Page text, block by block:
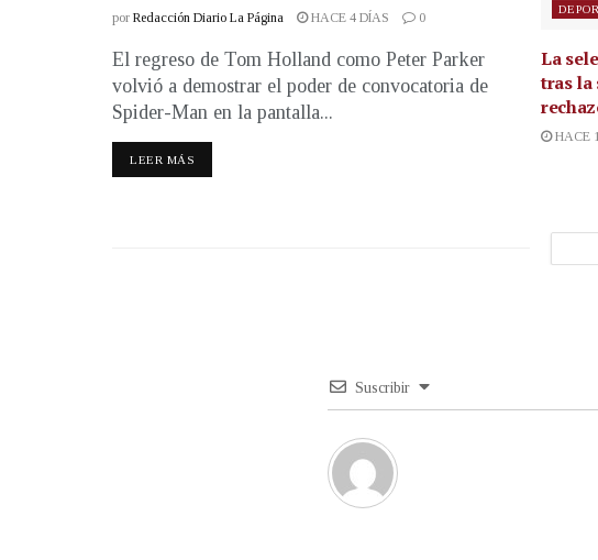
por Redacción Diario La Página HACE 4 DÍAS 0
El regreso de Tom Holland como Peter Parker
volvió a demostrar el poder de convocatoria de
Spider-Man en la pantalla...
LEER MÁS
La
tras la
HACE
Suscribir